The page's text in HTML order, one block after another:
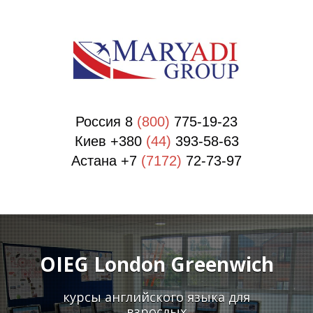
Россия 8 (800) 775-19-23
Киев +380 (44) 393-58-63
Астана +7 (7172) 72-73-97
OIEG London Greenwich
курсы английского языка для
П
П